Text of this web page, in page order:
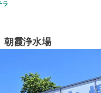
ラ
朝霞浄水場